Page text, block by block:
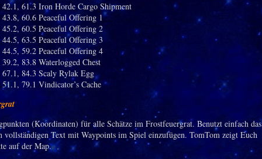
61.3 Iron Horde Cargo Shipment
60.6 Peaceful Offering 1
60.5 Peaceful Offering 2
63.5 Peaceful Offering 3
59.2 Peaceful Offering 4
83.8 Waterlogged Chest
84.3 Scaly Rylak Egg
79.1 Vindicator’s Cache
(Koordinaten) für alle Schätze im Frostfeuergrat. Benutzt einfach das
vollständigen Text mit Waypoints im Spiel einzufügen. TomTom zeigt Euch
auf der Map.